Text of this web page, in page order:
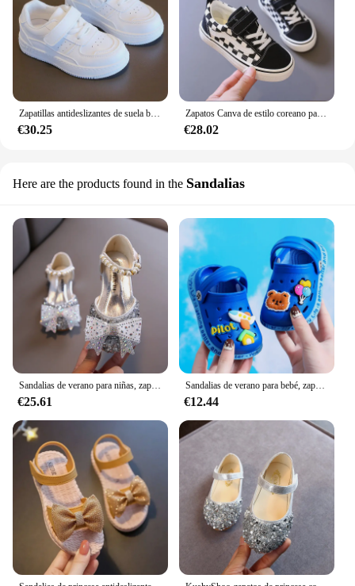
€30.25
Zapatos Canva de estilo coreano para niños, primavera y otoño, nuevos zapatos de tela para bebés, tabla de moda para niños y niñas, 2024
€28.02
Here are the products found in the Sandalias
€25.61
Sandalias de verano para bebé, zapatos de dibujos animados, para jardín, nuevos productos
€12.44